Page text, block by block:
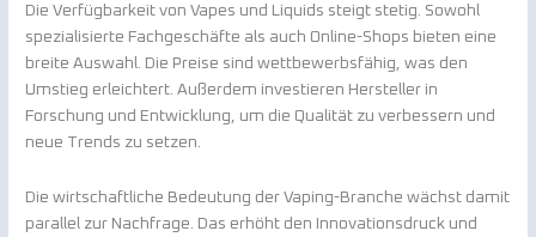
Die Verfügbarkeit von Vapes und Liquids steigt stetig. Sowohl
spezialisierte Fachgeschäfte als auch Online-Shops bieten eine
breite Auswahl. Die Preise sind wettbewerbsfähig, was den
Umstieg erleichtert. Außerdem investieren Hersteller in
Forschung und Entwicklung, um die Qualität zu verbessern und
neue Trends zu setzen.
Die wirtschaftliche Bedeutung der Vaping-Branche wächst damit
parallel zur Nachfrage. Das erhöht den Innovationsdruck und